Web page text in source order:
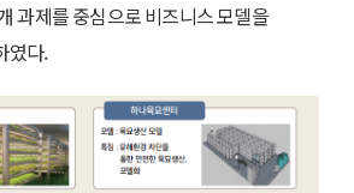
과제를 중심으로 비즈니스 모델을
였다.